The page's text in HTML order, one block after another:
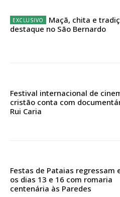
Edição em papel
Acesso aos conteúdos
Ofertas para assinatura
Maçã, chita e
destaque no São Bernardo
Festival internacional de
cristão conta com
Rui Caria
Festas de Pataias regressam
os dias 13 e 16 com romaria
centenária às Paredes